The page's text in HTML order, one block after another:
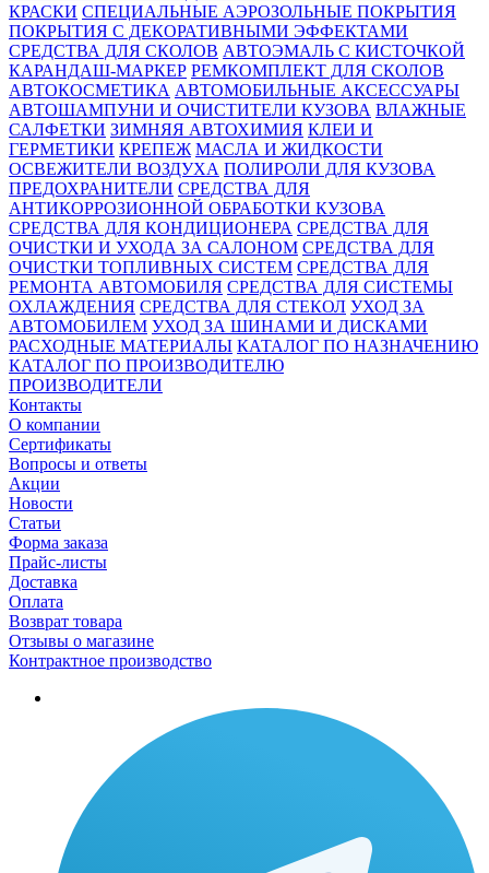
КРАСКИ СПЕЦИАЛЬНЫЕ АЭРОЗОЛЬНЫЕ ПОКРЫТИЯ
ПОКРЫТИЯ С ДЕКОРАТИВНЫМИ ЭФФЕКТАМИ
СРЕДСТВА ДЛЯ СКОЛОВ АВТОЭМАЛЬ С КИСТОЧКОЙ
КАРАНДАШ-МАРКЕР РЕМКОМПЛЕКТ ДЛЯ СКОЛОВ
АВТОКОСМЕТИКА АВТОМОБИЛЬНЫЕ АКСЕССУАРЫ
АВТОШАМПУНИ И ОЧИСТИТЕЛИ КУЗОВА ВЛАЖНЫЕ
САЛФЕТКИ ЗИМНЯЯ АВТОХИМИЯ КЛЕИ И
ГЕРМЕТИКИ КРЕПЕЖ МАСЛА И ЖИДКОСТИ
ОСВЕЖИТЕЛИ ВОЗДУХА ПОЛИРОЛИ ДЛЯ КУЗОВА
ПРЕДОХРАНИТЕЛИ СРЕДСТВА ДЛЯ
АНТИКОРРОЗИОННОЙ ОБРАБОТКИ КУЗОВА
СРЕДСТВА ДЛЯ КОНДИЦИОНЕРА СРЕДСТВА ДЛЯ
ОЧИСТКИ И УХОДА ЗА САЛОНОМ СРЕДСТВА ДЛЯ
ОЧИСТКИ ТОПЛИВНЫХ СИСТЕМ СРЕДСТВА ДЛЯ
РЕМОНТА АВТОМОБИЛЯ СРЕДСТВА ДЛЯ СИСТЕМЫ
ОХЛАЖДЕНИЯ СРЕДСТВА ДЛЯ СТЕКОЛ УХОД ЗА
АВТОМОБИЛЕМ УХОД ЗА ШИНАМИ И ДИСКАМИ
РАСХОДНЫЕ МАТЕРИАЛЫ КАТАЛОГ ПО НАЗНАЧЕНИЮ
КАТАЛОГ ПО ПРОИЗВОДИТЕЛЮ
ПРОИЗВОДИТЕЛИ
Контакты
О компании
Сертификаты
Вопросы и ответы
Акции
Новости
Статьи
Форма заказа
Прайс-листы
Доставка
Оплата
Возврат товара
Отзывы о магазине
Контрактное производство